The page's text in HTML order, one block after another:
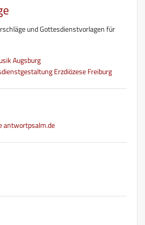
und Gottesdienstvorlagen für
Augsburg
Erzdiözese Freiburg
antwortpsalm.de